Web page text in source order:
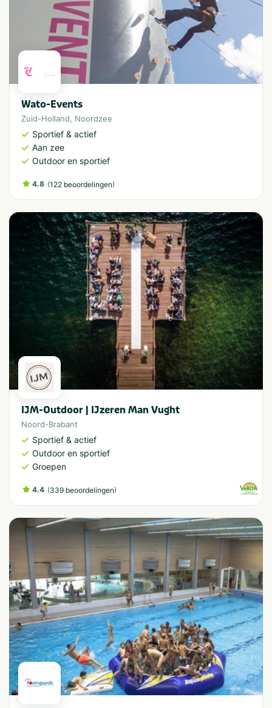
Wato-Events
Zuid-Holland, Noordzee
Sportief & actief
Aan zee
Outdoor en sportief
4.8 (122 beoordelingen)
IJM-Outdoor | IJzeren Man Vught
Noord-Brabant
Sportief & actief
Outdoor en sportief
Groepen
4.4 (339 beoordelingen)